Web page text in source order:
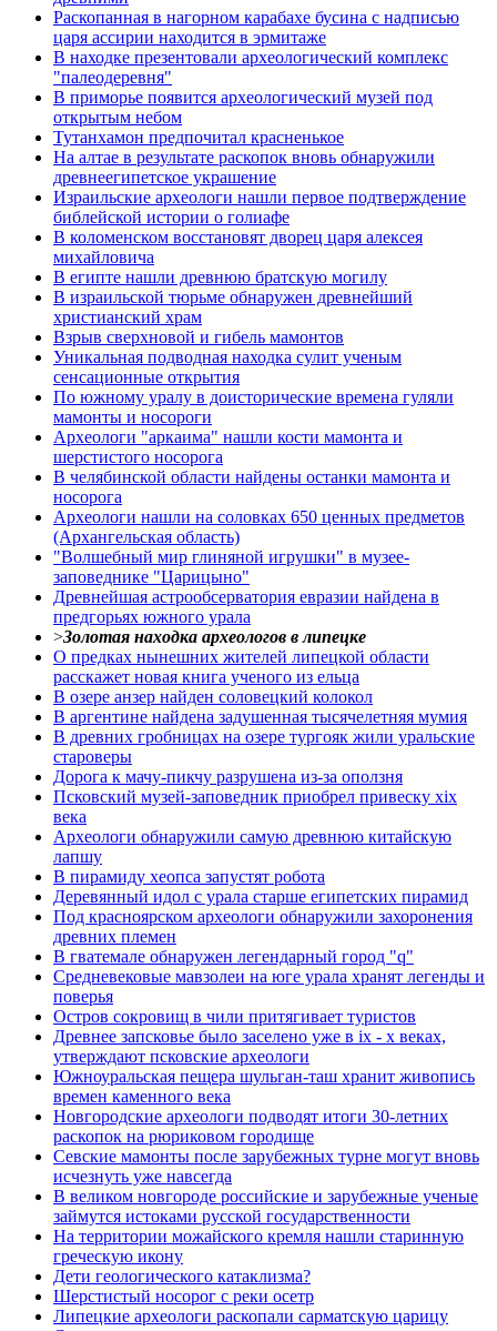
Раскопанная в нагорном карабахе бусина с надписью
царя ассирии находится в эрмитаже
В находке презентовали археологический комплекс
"палеодеревня"
В приморье появится археологический музей под
открытым небом
Тутанхамон предпочитал красненькое
На алтае в результате раскопок вновь обнаружили
древнеегипетское украшение
Израильские археологи нашли первое подтверждение
библейской истории о голиафе
В коломенском восстановят дворец царя алексея
михайловича
В египте нашли древнюю братскую могилу
В израильской тюрьме обнаружен древнейший
христианский храм
Взрыв сверхновой и гибель мамонтов
Уникальная подводная находка сулит ученым
сенсационные открытия
По южному уралу в доисторические времена гуляли
мамонты и носороги
Археологи "аркаима" нашли кости мамонта и
шерстистого носорога
В челябинской области найдены останки мамонта и
носорога
Археологи нашли на соловках 650 ценных предметов
(Архангельская область)
"Волшебный мир глиняной игрушки" в музее-
заповеднике "Царицыно"
Древнейшая астрообсерватория евразии найдена в
предгорьях южного урала
>Золотая находка археологов в липецке
О предках нынешних жителей липецкой области
расскажет новая книга ученого из ельца
В озере анзер найден соловецкий колокол
В аргентине найдена задушенная тысячелетняя мумия
В древних гробницах на озере тургояк жили уральские
староверы
Дорога к мачу-пикчу разрушена из-за оползня
Псковский музей-заповедник приобрел привеску xix
века
Археологи обнаружили самую древнюю китайскую
лапшу
В пирамиду хеопса запустят робота
Деревянный идол с урала старше египетских пирамид
Под красноярском археологи обнаружили захоронения
древних племен
В гватемале обнаружен легендарный город "q"
Средневековые мавзолеи на юге урала хранят легенды и
поверья
Остров сокровищ в чили притягивает туристов
Древнее запсковье было заселено уже в ix - x веках,
утверждают псковские археологи
Южноуральская пещера шульган-таш хранит живопись
времен каменного века
Новгородские археологи подводят итоги 30-летних
раскопок на рюриковом городище
Севские мамонты после зарубежных турне могут вновь
исчезнуть уже навсегда
В великом новгороде российские и зарубежные ученые
займутся истоками русской государственности
На территории можайского кремля нашли старинную
греческую икону
Дети геологического катаклизма?
Шерстистый носорог с реки осетр
Липецкие археологи раскопали сарматскую царицу